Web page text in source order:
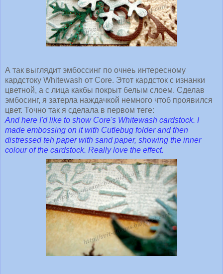
А так выглядит эмбоссинг по очнеь интересному
кардстоку Whitewash от Core. Этот кардсток с изнанки
цветной, а с лица какбы покрыт белым слоем. Сделав
эмбосинг, я затерла наждачкой немного чтоб проявился
цвет. Точно так я сделала в первом теге:
And here I'd like to show Core's Whitewash cardstock. I
made embossing on it with Cutlebug folder and then
distressed teh paper with sand paper, showing the inner
colour of the cardstock. Really love the effect.